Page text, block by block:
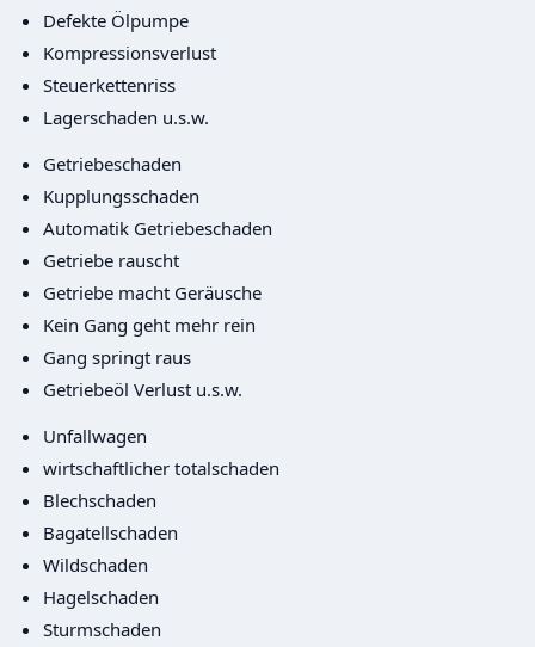
Defekte Ölpumpe
Kompressionsverlust
Steuerkettenriss
Lagerschaden u.s.w.
Getriebeschaden
Kupplungsschaden
Automatik Getriebeschaden
Getriebe rauscht
Getriebe macht Geräusche
Kein Gang geht mehr rein
Gang springt raus
Getriebeöl Verlust u.s.w.
Unfallwagen
wirtschaftlicher totalschaden
Blechschaden
Bagatellschaden
Wildschaden
Hagelschaden
Sturmschaden